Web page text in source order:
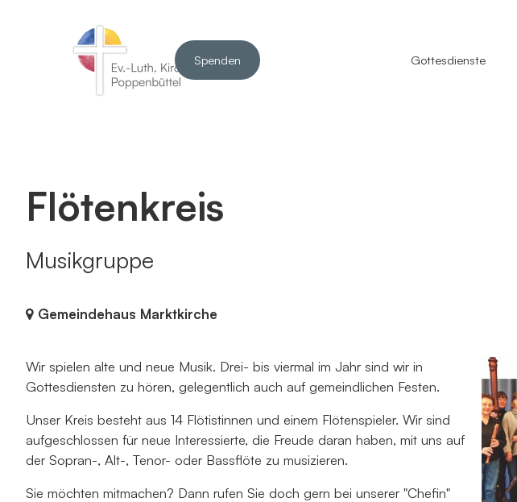
Spenden Gottesdienste
Flötenkreis
Musikgruppe
Gemeindehaus Marktkirche
Wir spielen alte und neue Musik. Drei- bis viermal im Jahr sind wir in
Gottesdiensten zu hören, gelegentlich auch auf gemeindlichen Festen.
Unser Kreis besteht aus 14 Flötistinnen und einem Flötenspieler. Wir sind
aufgeschlossen für neue Interessierte, die Freude daran haben, mit uns auf
der Sopran-, Alt-, Tenor- oder Bassflöte zu musizieren.
Sie möchten mitmachen? Dann rufen Sie doch gern bei unserer "Chefin"